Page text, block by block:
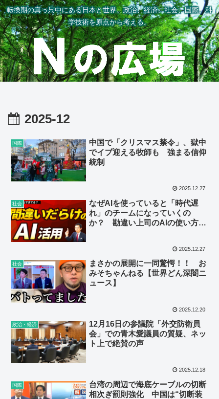
転換期の真っ只中にある日本と世界。政治、経済、社会、国際、科
学技術を原点から考える。
2025-12
国際
中国で「クリスマス禁令」、獄中
でイブ迎える牧師も 強まる信仰
統制
2025.12.27
社会
なぜAIを使っていると「時代遅
れ」のチームになっていくの
か？ 勘違い上司のAIの使い方の
2025.12.27
社会
まさかの展開に一同驚愕！！ お
みそちゃんねる【世界どん深闇ニ
ュース】
2025.12.20
政治・経済
12月16日の参議院「外交防衛員
会」での青木愛議員の質疑、ネッ
ト上で絶賛の声
2025.12.18
国際
台湾の周辺で海底ケーブルの切断
相次ぎ罰則強化 中国は“切断装